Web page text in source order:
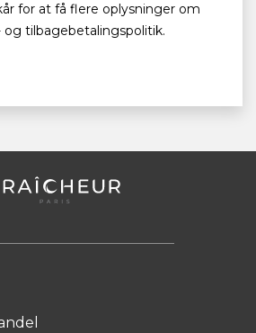
for at få flere oplysninger om
tilbagebetalingspolitik.